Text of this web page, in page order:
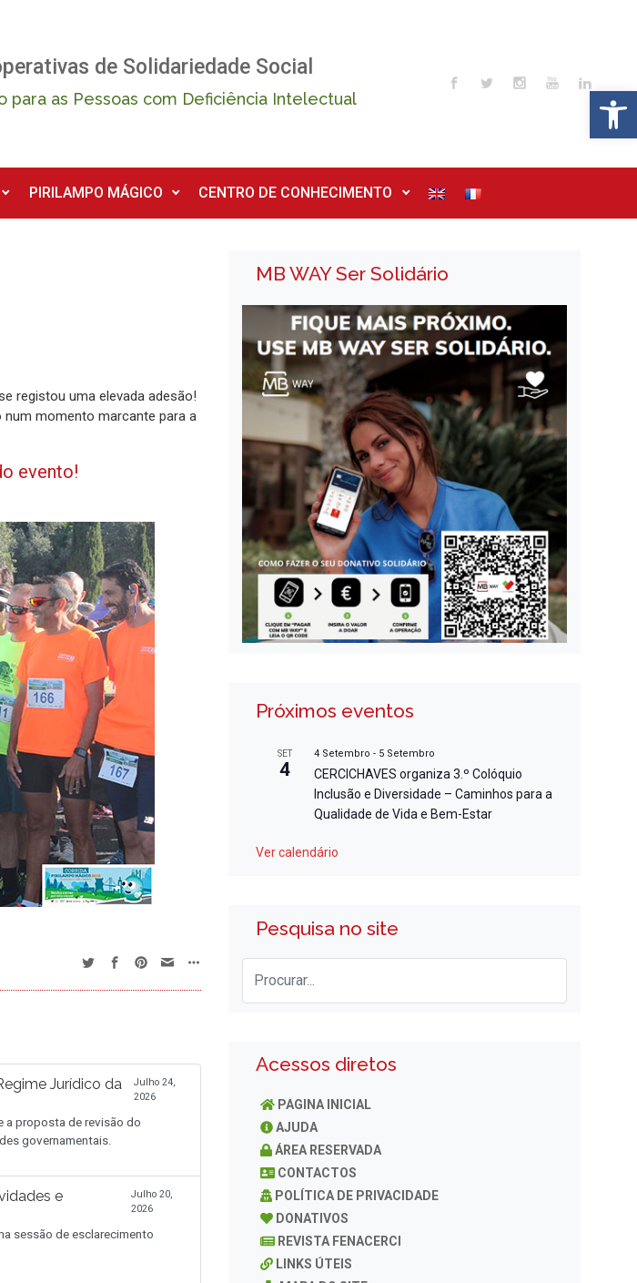
de Solidariedade Social
para as Pessoas com Deficiência Intelectual
PIRILAMPO MÁGICO CENTRO DE CONHECIMENTO
registou uma elevada adesão!
momento marcante para a
evento!
Jurídico da
Julho 24,
2026
a proposta de revisão do
governamentais.
e
Julho 20,
2026
sessão de esclarecimento
MB WAY Ser Solidário
Próximos eventos
SET
4
4 Setembro - 5 Setembro
CERCICHAVES organiza 3.º Colóquio
Inclusão e Diversidade – Caminhos para a
Qualidade de Vida e Bem-Estar
Ver calendário
Pesquisa no site
Acessos diretos
PAGINA INICIAL
AJUDA
ÁREA RESERVADA
CONTACTOS
POLÍTICA DE PRIVACIDADE
DONATIVOS
REVISTA FENACERCI
LINKS ÚTEIS